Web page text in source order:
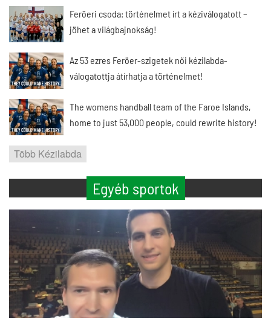
Feröeri csoda: történelmet írt a kéziválogatott –
jöhet a világbajnokság!
Az 53 ezres Feröer-szigetek női kézilabda-
válogatottja átírhatja a történelmet!
The womens handball team of the Faroe Islands,
home to just 53,000 people, could rewrite history!
Több Kézilabda
Egyéb sportok